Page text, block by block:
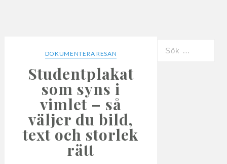
DOKUMENTERA RESAN
Studentplakat
som syns i
vimlet – så
väljer du bild,
text och storlek
rätt